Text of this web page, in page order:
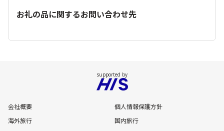
お礼の品に関するお問い合わせ先
会社概要
個人情報保護方針
海外旅行
国内旅行